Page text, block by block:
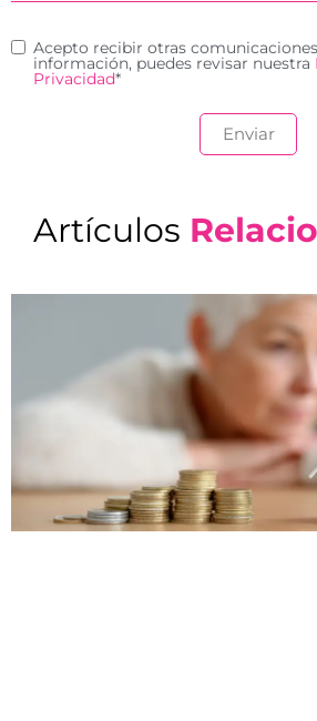
Acepto recibir otras
información, puedes revisar nuestra
Privacidad*
Artículos